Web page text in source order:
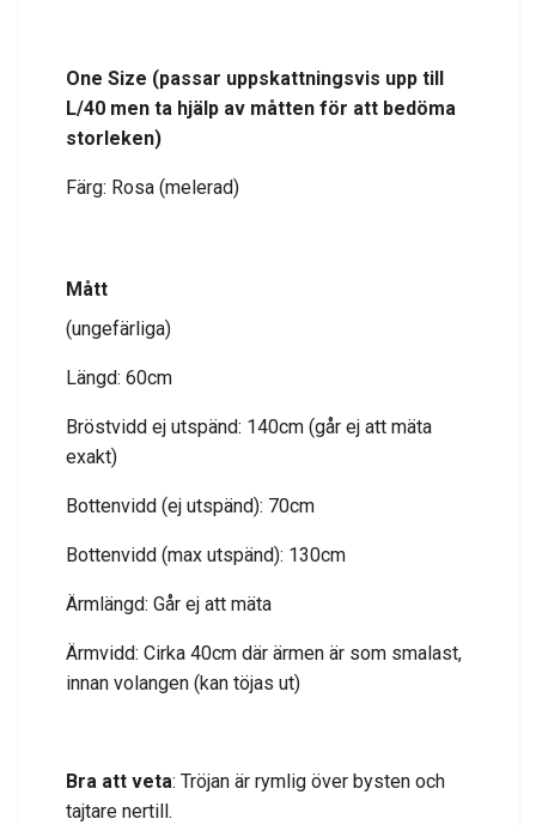
One Size (passar uppskattningsvis upp till
L/40 men ta hjälp av måtten för att bedöma
storleken)
Färg: Rosa (melerad)
Mått
(ungefärliga)
Längd: 60cm
Bröstvidd ej utspänd: 140cm (går ej att mäta
exakt)
Bottenvidd (ej utspänd): 70cm
Bottenvidd (max utspänd): 130cm
Ärmlängd: Går ej att mäta
Ärmvidd: Cirka 40cm där ärmen är som smalast,
innan volangen (kan töjas ut)
Bra att veta: Tröjan är rymlig över bysten och
tajtare nertill.